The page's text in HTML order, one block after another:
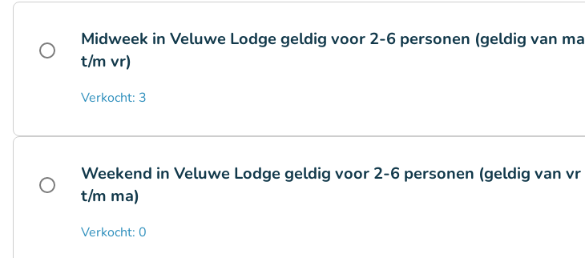
Midweek in Veluwe Lodge geldig voor 2-6 personen (geldig van ma
t/m vr)
Verkocht: 3
Weekend in Veluwe Lodge geldig voor 2-6 personen (geldig van vr
t/m ma)
Verkocht: 0